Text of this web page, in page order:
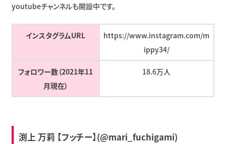
youtubeチャンネルも開設中です。
インスタグラムURL
https://www.instagram.com/m
ippy34/
フォロワー数（2021年11
月現在）
18.6万人
渕上 万莉 【フッチー】(@mari_fuchigami)